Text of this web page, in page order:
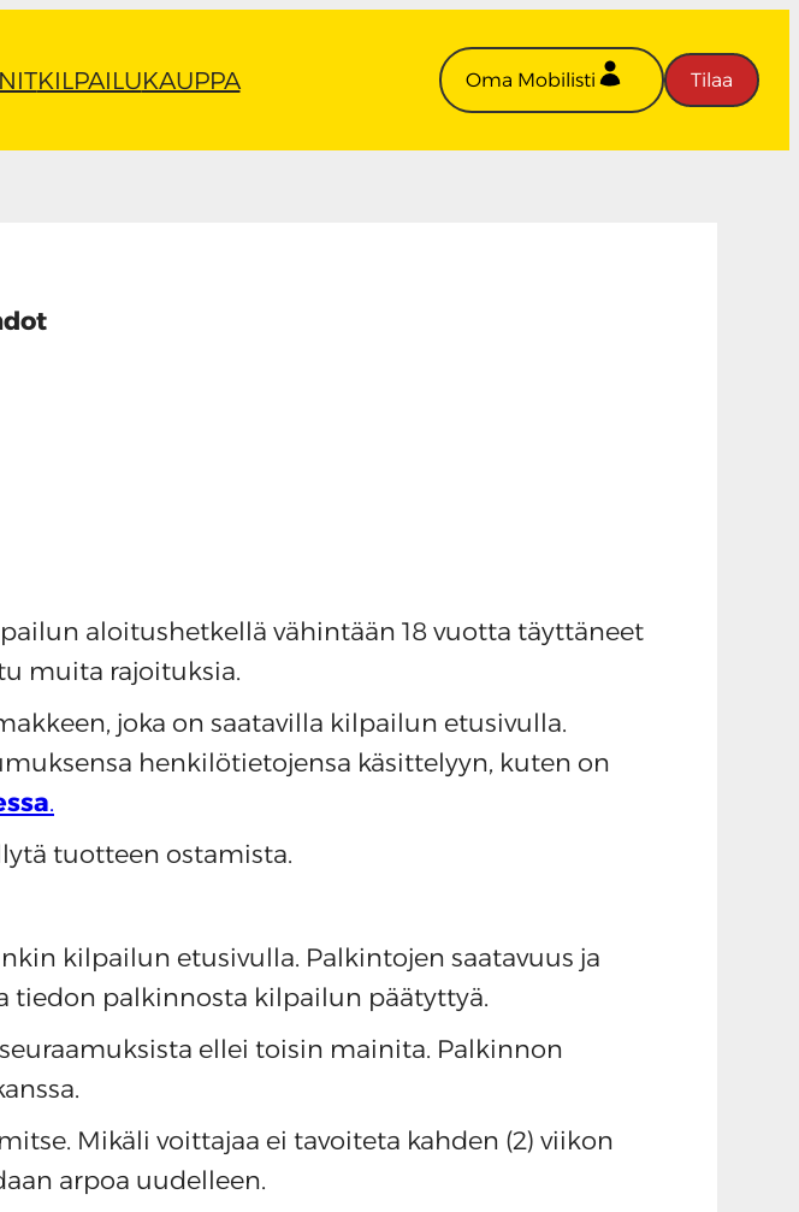
KILPAILUKAUPPA Oma Mobilisti Tilaa
aloitushetkellä vähintään 18 vuotta täyttäneet
muita rajoituksia.
joka on saatavilla kilpailun etusivulla.
henkilötietojensa käsittelyyn, kuten on
.
tuotteen ostamista.
kilpailun etusivulla. Palkintojen saatavuus ja
tiedon palkinnosta kilpailun päätyttyä.
ellei toisin mainita. Palkinnon
Mikäli voittajaa ei tavoiteta kahden (2) viikon
arpoa uudelleen.